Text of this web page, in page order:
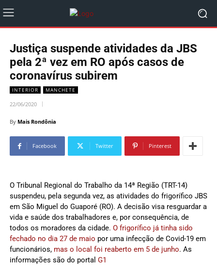
Justiça suspende atividades da JBS
pela 2ª vez em RO após casos de
coronavírus subirem
INTERIOR MANCHETE
22/06/2020
By Mais Rondônia
Facebook Twitter Pinterest
O Tribunal Regional do Trabalho da 14ª Região (TRT-14)
suspendeu, pela segunda vez, as atividades do frigorífico JBS
em São Miguel do Guaporé (RO). A decisão visa resguardar a
vida e saúde dos trabalhadores e, por consequência, de
todos os moradores da cidade. O frigorífico já tinha sido
fechado no dia 27 de maio por uma infecção de Covid-19 em
funcionários, mas o local foi reaberto em 5 de junho. As
informações são do portal G1